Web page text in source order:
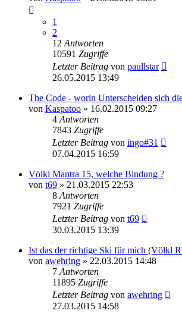
1
2
12 Antworten
10591 Zugriffe
Letzter Beitrag von paullstar
26.05.2015 13:49
The Code - worin Unterscheiden sich
von Kaspatoo » 16.02.2015 09:27
4 Antworten
7843 Zugriffe
Letzter Beitrag von ingo#31
07.04.2015 16:59
Völkl Mantra 15, welche Bindung ?
von t69 » 21.03.2015 22:53
8 Antworten
7921 Zugriffe
Letzter Beitrag von t69
30.03.2015 13:39
Ist das der richtige Ski für mich (Völkl
von awehring » 22.03.2015 14:48
7 Antworten
11895 Zugriffe
Letzter Beitrag von awehring
27.03.2015 14:58